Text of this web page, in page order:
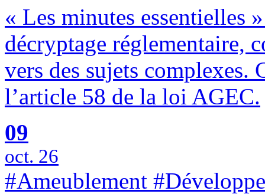
« Les minutes essentielles
décryptage réglementaire,
vers des sujets complexes.
l’article 58 de la loi AGEC.
09
oct. 26
#Ameublement